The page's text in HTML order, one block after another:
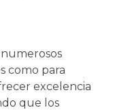
como para
excelencia
que los